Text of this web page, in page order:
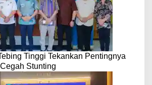
Tinggi Tekankan Pentingnya
Stunting